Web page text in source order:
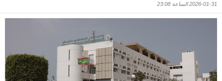
2026-01-31 الساعة 23:08